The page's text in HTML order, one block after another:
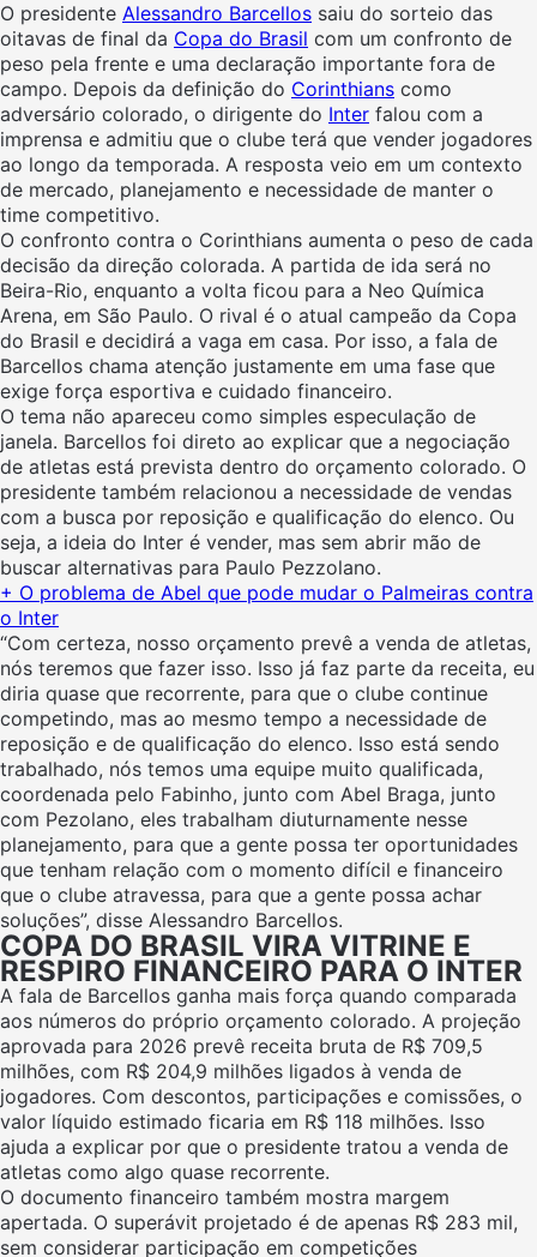
O presidente Alessandro Barcellos saiu do sorteio das
oitavas de final da Copa do Brasil com um confronto de
peso pela frente e uma declaração importante fora de
campo. Depois da definição do Corinthians como
adversário colorado, o dirigente do Inter falou com a
imprensa e admitiu que o clube terá que vender jogadores
ao longo da temporada. A resposta veio em um contexto
de mercado, planejamento e necessidade de manter o
time competitivo.
O confronto contra o Corinthians aumenta o peso de cada
decisão da direção colorada. A partida de ida será no
Beira-Rio, enquanto a volta ficou para a Neo Química
Arena, em São Paulo. O rival é o atual campeão da Copa
do Brasil e decidirá a vaga em casa. Por isso, a fala de
Barcellos chama atenção justamente em uma fase que
exige força esportiva e cuidado financeiro.
O tema não apareceu como simples especulação de
janela. Barcellos foi direto ao explicar que a negociação
de atletas está prevista dentro do orçamento colorado. O
presidente também relacionou a necessidade de vendas
com a busca por reposição e qualificação do elenco. Ou
seja, a ideia do Inter é vender, mas sem abrir mão de
buscar alternativas para Paulo Pezzolano.
+ O problema de Abel que pode mudar o Palmeiras contra
o Inter
“Com certeza, nosso orçamento prevê a venda de atletas,
nós teremos que fazer isso. Isso já faz parte da receita, eu
diria quase que recorrente, para que o clube continue
competindo, mas ao mesmo tempo a necessidade de
reposição e de qualificação do elenco. Isso está sendo
trabalhado, nós temos uma equipe muito qualificada,
coordenada pelo Fabinho, junto com Abel Braga, junto
com Pezolano, eles trabalham diuturnamente nesse
planejamento, para que a gente possa ter oportunidades
que tenham relação com o momento difícil e financeiro
que o clube atravessa, para que a gente possa achar
soluções”, disse Alessandro Barcellos.
COPA DO BRASIL VIRA VITRINE E
RESPIRO FINANCEIRO PARA O INTER
A fala de Barcellos ganha mais força quando comparada
aos números do próprio orçamento colorado. A projeção
aprovada para 2026 prevê receita bruta de R$ 709,5
milhões, com R$ 204,9 milhões ligados à venda de
jogadores. Com descontos, participações e comissões, o
valor líquido estimado ficaria em R$ 118 milhões. Isso
ajuda a explicar por que o presidente tratou a venda de
atletas como algo quase recorrente.
O documento financeiro também mostra margem
apertada. O superávit projetado é de apenas R$ 283 mil,
sem considerar participação em competições